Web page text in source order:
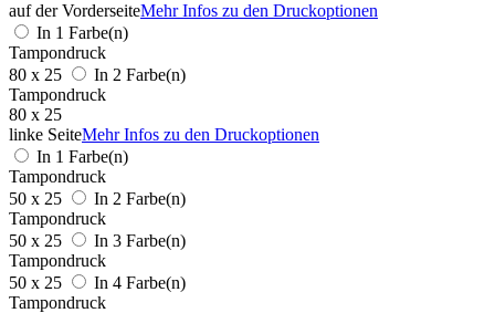
auf der VorderseiteMehr Infos zu den Druckoptionen
In 1 Farbe(n)
Tampondruck
80 x 25
In 2 Farbe(n)
Tampondruck
80 x 25
linke SeiteMehr Infos zu den Druckoptionen
In 1 Farbe(n)
Tampondruck
50 x 25
In 2 Farbe(n)
Tampondruck
50 x 25
In 3 Farbe(n)
Tampondruck
50 x 25
In 4 Farbe(n)
Tampondruck